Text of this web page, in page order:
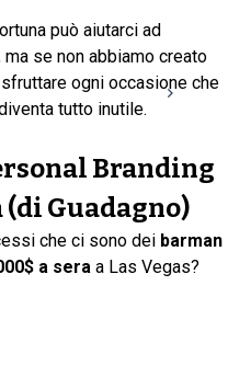
può aiutarci ad
se non abbiamo creato
ogni occasione che
tutto inutile.
Branding
Guadagno)
che ci sono dei barman
a seraa Las Vegas?